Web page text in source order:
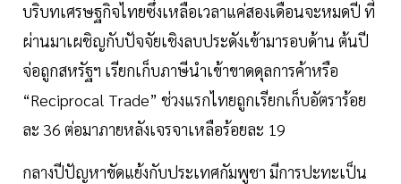
บริบทเศรษฐกิจไทยซึ่งเหลือเวลาแค่สองเดือนจะหมดปี ที่
ผ่านมาเผชิญกับปัจจัยเชิงลบประดังเข้ามารอบด้าน ต้นปี
จ่อถูกสหรัฐฯ เรียกเก็บภาษีนำเข้าขาดดุลการค้าหรือ
“Reciprocal Trade” ช่วงแรกไทยถูกเรียกเก็บอัตราร้อย
ละ 36 ต่อมาภายหลังเจรจาเหลือร้อยละ 19
กลางปีปัญหาขัดแย้งกับประเทศกัมพูชา มีการปะทะเป็น